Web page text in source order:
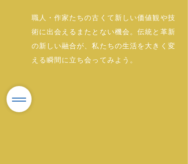
職人・作家たちの古くて新しい価値観や技
術に出会えるまたとない機会。伝統と革新
の新しい融合が、私たちの生活を大きく変
える瞬間に立ち会ってみよう。